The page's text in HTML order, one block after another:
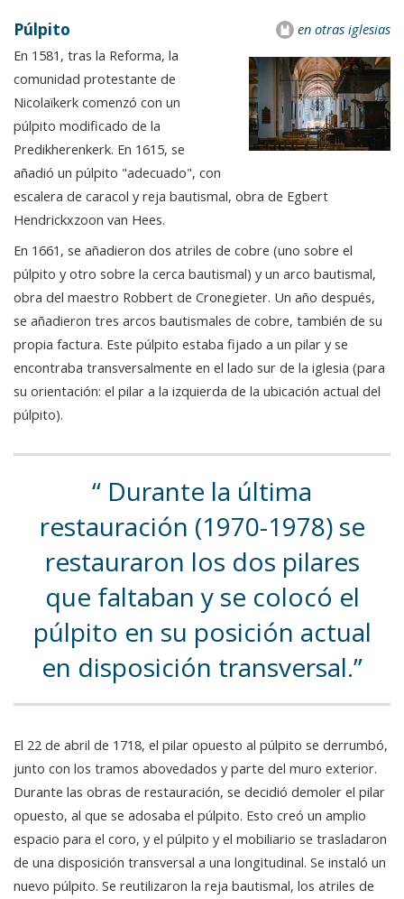
en otras iglesias
Púlpito
En 1581, tras la Reforma, la
comunidad protestante de
Nicolaïkerk comenzó con un
púlpito modificado de la
Predikherenkerk. En 1615, se
añadió un púlpito "adecuado", con
escalera de caracol y reja bautismal, obra de Egbert
Hendrickxzoon van Hees.
En 1661, se añadieron dos atriles de cobre (uno sobre el
púlpito y otro sobre la cerca bautismal) y un arco bautismal,
obra del maestro Robbert de Cronegieter. Un año después,
se añadieron tres arcos bautismales de cobre, también de su
propia factura. Este púlpito estaba fijado a un pilar y se
encontraba transversalmente en el lado sur de la iglesia (para
su orientación: el pilar a la izquierda de la ubicación actual del
púlpito).
Durante la última
restauración (1970-1978) se
restauraron los dos pilares
que faltaban y se colocó el
púlpito en su posición actual
en disposición transversal.
El 22 de abril de 1718, el pilar opuesto al púlpito se derrumbó,
junto con los tramos abovedados y parte del muro exterior.
Durante las obras de restauración, se decidió demoler el pilar
opuesto, al que se adosaba el púlpito. Esto creó un amplio
espacio para el coro, y el púlpito y el mobiliario se trasladaron
de una disposición transversal a una longitudinal. Se instaló un
nuevo púlpito. Se reutilizaron la reja bautismal, los atriles de